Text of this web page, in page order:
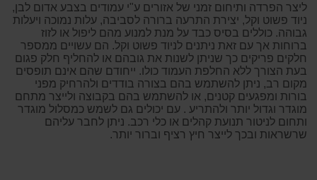
ליצר הפרדה ותיחום זמני של אזורים ע"י עמודים בצבע אדום לבן,
ניוד פשוט וקל, יצירת התרעה ברורה לסביבה, עלות נמוכה ויעלות
גבוהה. כוללים בסיס כבד על מנת למנוע מהם ליפול או לזוז
ברוחות אך עם זאת ניתנים לניוד פשוט וקל. הם עשויים ממספר
חלקים פריקים כך שניתן לשנות את גובהם או להחליף חלק פגום
בעת הצורך ללא החלפת העמוד כולו. ייחודם שהם אינם תופסים
מקום רב, ניתן להשתמש בהם בצורה בודדים ולהרחיק מפני
בורות ומפגעים קטנים, או להשתמש בהם בקבוצה ולייצר מתחם
מוגדר וגדול יותר ולהתריע . עם יכולים גם לשמש כמסלול מוגדר
ותחום לניטור תנועת קהלים או כלי רכב. ניתן לחבר עליהם
שרשראות ובכך לייצר חיץ רציף וברור יותר.